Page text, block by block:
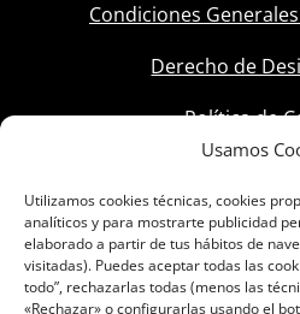
Usamos
Utilizamos cookies técnicas, cookies
analíticos y para mostrarte publicidad
elaborado a partir de tus hábitos de
visitadas). Puedes aceptar todas las
todo”, rechazarlas todas (menos las
«Rechazar» o configurarlas usando el
Condiciones
Derecho de
Política de